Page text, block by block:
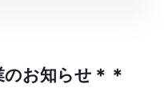
お知らせ＊＊